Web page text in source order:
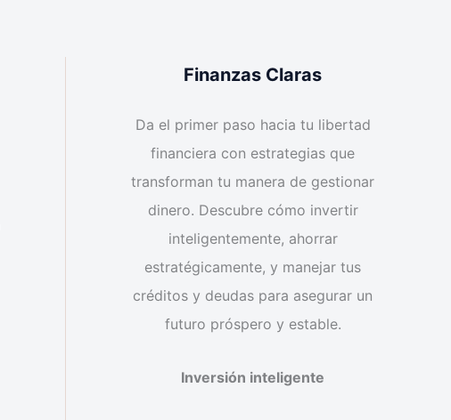
Finanzas Claras
Da el primer paso hacia tu libertad
financiera con estrategias que
transforman tu manera de gestionar
dinero. Descubre cómo invertir
inteligentemente, ahorrar
estratégicamente, y manejar tus
créditos y deudas para asegurar un
futuro próspero y estable.
Inversión inteligente